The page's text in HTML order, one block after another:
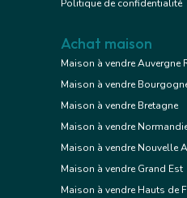
Politique de confidentialité
Achat maison
Maison à vendre Auvergne
Maison à vendre
Maison à vendre Bretagne
Maison à vendre
Maison à vendre Nouvelle
Maison à vendre Grand Est
Maison à vendre Hauts de